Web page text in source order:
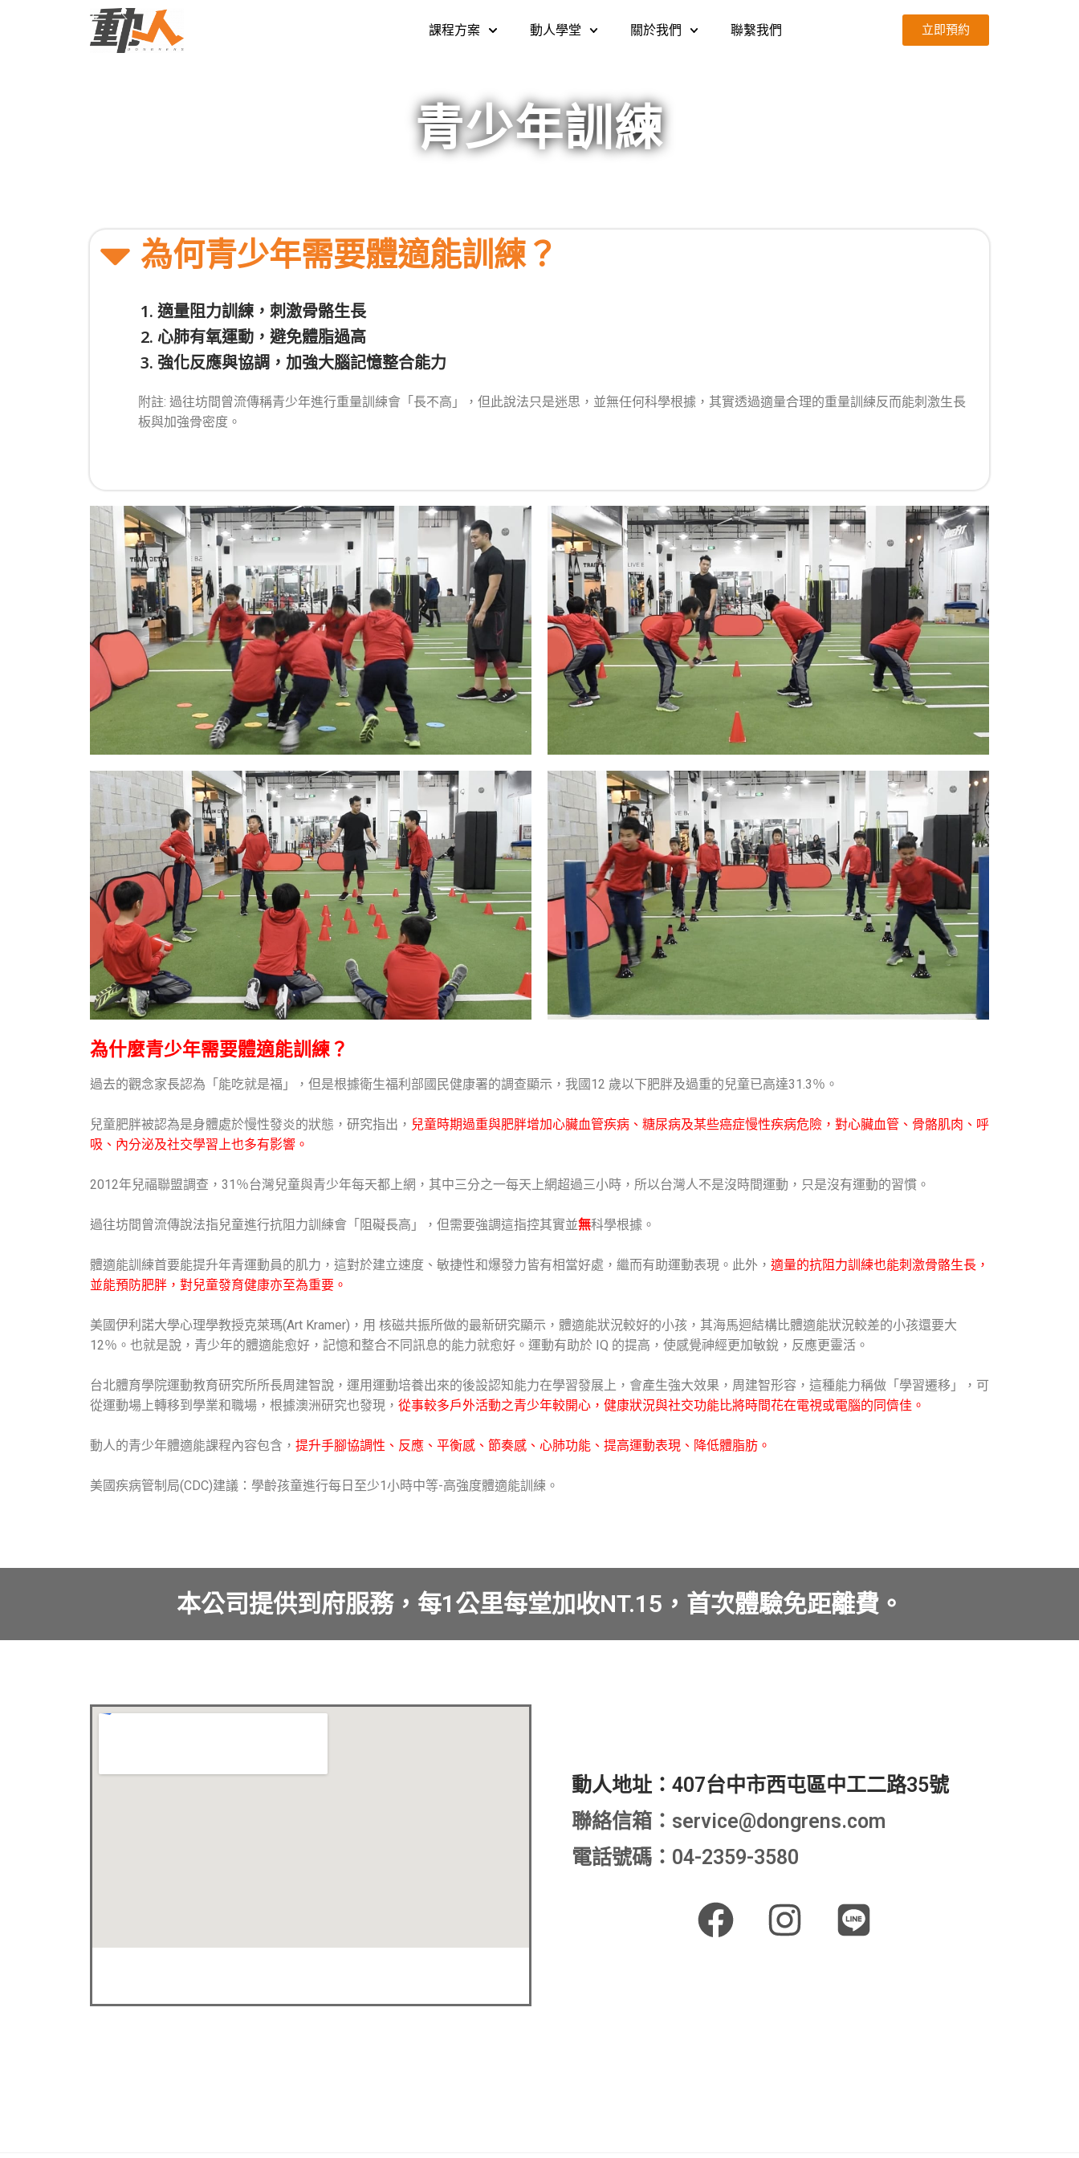
課程方案 動人學堂 關於我們 聯繫我們 立即預約
青少年訓練
為何青少年需要體適能訓練？
1. 適量阻力訓練，刺激骨骼生長
2. 心肺有氧運動，避免體脂過高
3. 強化反應與協調，加強大腦記憶整合能力
附註: 過往坊間曾流傳稱青少年進行重量訓練會「長不高」，但此說法只是迷思，並無任何科學根據，其實透過適量合理的重量訓練反而能刺激生長
板與加強骨密度。
為什麼青少年需要體適能訓練？
過去的觀念家長認為「能吃就是福」，但是根據衛生福利部國民健康署的調查顯示，我國12 歲以下肥胖及過重的兒童已高達31.3％。
兒童肥胖被認為是身體處於慢性發炎的狀態，研究指出， 兒童時期過重與肥胖增加心臟血管疾病、糖尿病及某些癌症慢性疾病危險，對心臟血管、骨骼肌肉、呼
吸、內分泌及社交學習上也多有影響。
2012年兒福聯盟調查，31％台灣兒童與青少年每天都上網，其中三分之一每天上網超過三小時，所以台灣人不是沒時間運動，只是沒有運動的習慣。
過往坊間曾流傳說法指兒童進行抗阻力訓練會「阻礙長高」，但需要強調這指控其實並無科學根據。
體適能訓練首要能提升年青運動員的肌力，這對於建立速度、敏捷性和爆發力皆有相當好處，繼而有助運動表現。此外， 適量的抗阻力訓練也能刺激骨骼生長，
並能預防肥胖，對兒童發育健康亦至為重要。
美國伊利諾大學心理學教授克萊瑪(Art Kramer)，用 核磁共振所做的最新研究顯示，體適能狀況較好的小孩，其海馬迴結構比體適能狀況較差的小孩還要大
12％。也就是說，青少年的體適能愈好，記憶和整合不同訊息的能力就愈好。運動有助於 IQ 的提高，使感覺神經更加敏銳，反應更靈活。
台北體育學院運動教育研究所所長周建智說，運用運動培養出來的後設認知能力在學習發展上，會產生強大效果，周建智形容，這種能力稱做「學習遷移」，可
從運動場上轉移到學業和職場，根據澳洲研究也發現， 從事較多戶外活動之青少年較開心，健康狀況與社交功能比將時間花在電視或電腦的同儕佳。
動人的青少年體適能課程內容包含， 提升手腳協調性、反應、平衡感、節奏感、心肺功能、提高運動表現、降低體脂肪。
美國疾病管制局(CDC)建議：學齡孩童進行每日至少1小時中等-高強度體適能訓練。
本公司提供到府服務，每1公里每堂加收NT.15，首次體驗免距離費。
動人地址：407台中市西屯區中工二路35號
聯絡信箱： service@dongrens.com
電話號碼：04-2359-3580